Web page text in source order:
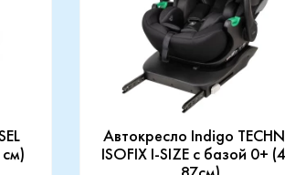
Автокресло Indigo
ISOFIX I-SIZE c базой 0+